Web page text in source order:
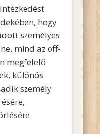
hogy
személyes
mind az off-
megfelelő
különös
személy